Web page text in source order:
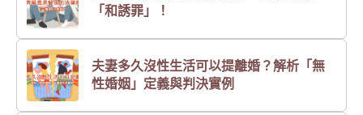
「和誘罪」！
夫妻多久沒性生活可以提離婚？解析「無
性婚姻」定義與判決實例